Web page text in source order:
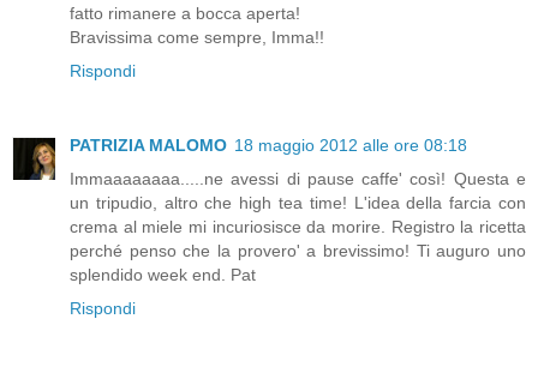
fatto rimanere a bocca aperta!
Bravissima come sempre, Imma!!
Rispondi
PATRIZIA MALOMO 18 maggio 2012 alle ore 08:18
Immaaaaaaaa.....ne avessi di pause caffe' così! Questa e
un tripudio, altro che high tea time! L'idea della farcia con
crema al miele mi incuriosisce da morire. Registro la ricetta
perché penso che la provero' a brevissimo! Ti auguro uno
splendido week end. Pat
Rispondi